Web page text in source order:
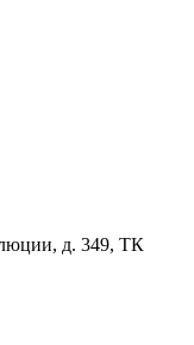
д. 349, ТК